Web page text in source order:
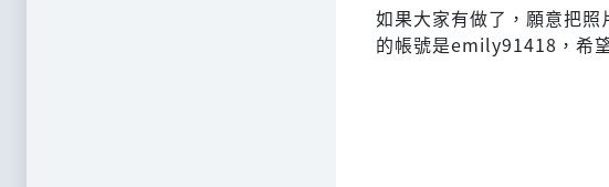
如果大家有做了，願意把
的帳號是emily91418，希